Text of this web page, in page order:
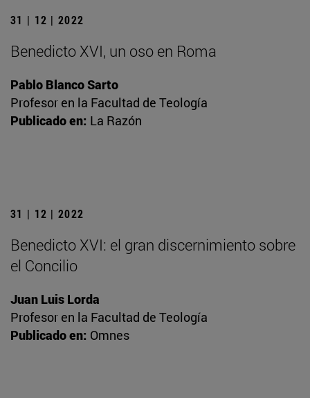
31 | 12 | 2022
Benedicto XVI, un oso en Roma
Pablo Blanco Sarto
Profesor en la Facultad de Teología
Publicado en: La Razón
31 | 12 | 2022
Benedicto XVI: el gran discernimiento sobre
el Concilio
Juan Luis Lorda
Profesor en la Facultad de Teología
Publicado en: Omnes